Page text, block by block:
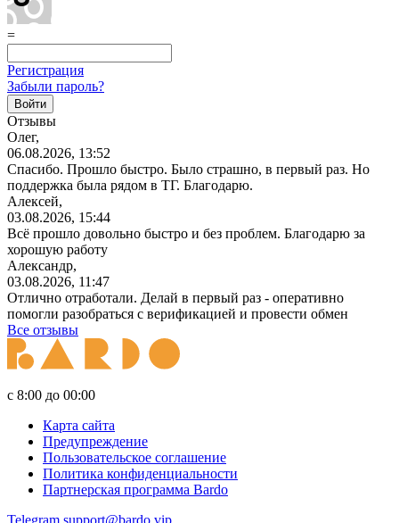
=
Регистрация
Забыли пароль?
Отзывы
Олег,
06.08.2026, 13:52
Спасибо. Прошло быстро. Было страшно, в первый раз. Но
поддержка была рядом в ТГ. Благодарю.
Алексей,
03.08.2026, 15:44
Всё прошло довольно быстро и без проблем. Благодарю за
хорошую работу
Александр,
03.08.2026, 11:47
Отлично отработали. Делай в первый раз - оперативно
помогли разобраться с верификацией и провести обмен
Все отзывы
с 8:00 до 00:00
Карта сайта
Предупреждение
Пользовательское соглашение
Политика конфиденциальности
Партнерская программа Bardo
Telegram support@bardo.vip